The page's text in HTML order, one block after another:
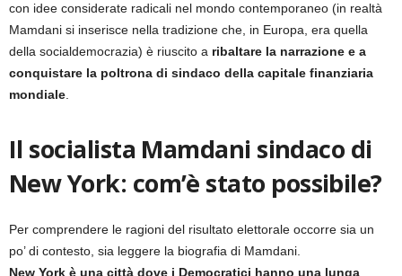
con idee considerate radicali nel mondo contemporaneo (in realtà
Mamdani si inserisce nella tradizione che, in Europa, era quella
della socialdemocrazia) è riuscito a ribaltare la narrazione e a
conquistare la poltrona di sindaco della capitale finanziaria
mondiale.
Il socialista Mamdani sindaco di
New York: com’è stato possibile?
Per comprendere le ragioni del risultato elettorale occorre sia un
po’ di contesto, sia leggere la biografia di Mamdani.
New York è una città dove i Democratici hanno una lunga